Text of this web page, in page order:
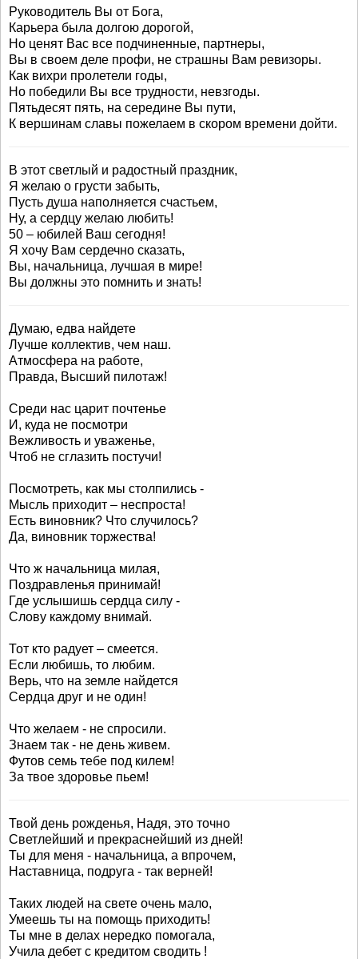
Руководитель Вы от Бога,
Карьера была долгою дорогой,
Но ценят Вас все подчиненные, партнеры,
Вы в своем деле профи, не страшны Вам ревизоры.
Как вихри пролетели годы,
Но победили Вы все трудности, невзгоды.
Пятьдесят пять, на середине Вы пути,
К вершинам славы пожелаем в скором времени дойти.
В этот светлый и радостный праздник,
Я желаю о грусти забыть,
Пусть душа наполняется счастьем,
Ну, а сердцу желаю любить!
50 – юбилей Ваш сегодня!
Я хочу Вам сердечно сказать,
Вы, начальница, лучшая в мире!
Вы должны это помнить и знать!
Думаю, едва найдете
Лучше коллектив, чем наш.
Атмосфера на работе,
Правда, Высший пилотаж!
Среди нас царит почтенье
И, куда не посмотри
Вежливость и уваженье,
Чтоб не сглазить постучи!
Посмотреть, как мы столпились -
Мысль приходит – неспроста!
Есть виновник? Что случилось?
Да, виновник торжества!
Что ж начальница милая,
Поздравленья принимай!
Где услышишь сердца силу -
Слову каждому внимай.
Тот кто радует – смеется.
Если любишь, то любим.
Верь, что на земле найдется
Сердца друг и не один!
Что желаем - не спросили.
Знаем так - не день живем.
Футов семь тебе под килем!
За твое здоровье пьем!
Твой день рожденья, Надя, это точно
Светлейший и прекраснейший из дней!
Ты для меня - начальница, а впрочем,
Наставница, подруга - так верней!
Таких людей на свете очень мало,
Умеешь ты на помощь приходить!
Ты мне в делах нередко помогала,
Учила дебет с кредитом сводить !